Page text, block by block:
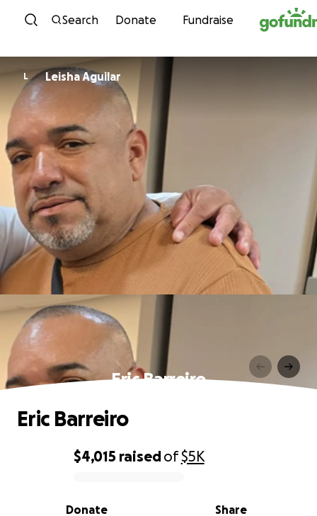
Skip to content
Search Donate Fundraise
L Leisha Aguilar
Eric Barreiro
0% complete
$4,015 raisedof$5K
Share
Donate
Eric Barreiro